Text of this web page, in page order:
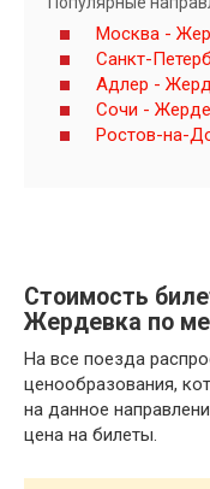
Москва -
Санкт-
Адлер -
Сочи -
Ростов-на-
Стоимость
Жердевка по
На все поезда
ценообразования,
на данное
цена на билеты.